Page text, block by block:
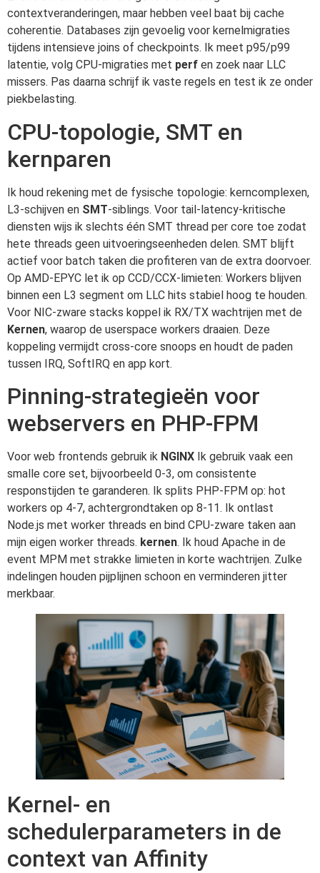
contextveranderingen, maar hebben veel baat bij cache
coherentie. Databases zijn gevoelig voor kernelmigraties
tijdens intensieve joins of checkpoints. Ik meet p95/p99
latentie, volg CPU-migraties met perf en zoek naar LLC
missers. Pas daarna schrijf ik vaste regels en test ik ze onder
piekbelasting.
CPU-topologie, SMT en
kernparen
Ik houd rekening met de fysische topologie: kerncomplexen,
L3-schijven en SMT-siblings. Voor tail-latency-kritische
diensten wijs ik slechts één SMT thread per core toe zodat
hete threads geen uitvoeringseenheden delen. SMT blijft
actief voor batch taken die profiteren van de extra doorvoer.
Op AMD-EPYC let ik op CCD/CCX-limieten: Workers blijven
binnen een L3 segment om LLC hits stabiel hoog te houden.
Voor NIC-zware stacks koppel ik RX/TX wachtrijen met de
Kernen, waarop de userspace workers draaien. Deze
koppeling vermijdt cross-core snoops en houdt de paden
tussen IRQ, SoftIRQ en app kort.
Pinning-strategieën voor
webservers en PHP-FPM
Voor web frontends gebruik ik NGINX Ik gebruik vaak een
smalle core set, bijvoorbeeld 0-3, om consistente
responstijden te garanderen. Ik splits PHP-FPM op: hot
workers op 4-7, achtergrondtaken op 8-11. Ik ontlast
Node.js met worker threads en bind CPU-zware taken aan
mijn eigen worker threads. kernen. Ik houd Apache in de
event MPM met strakke limieten in korte wachtrijen. Zulke
indelingen houden pijplijnen schoon en verminderen jitter
merkbaar.
Kernel- en
schedulerparameters in de
context van Affinity